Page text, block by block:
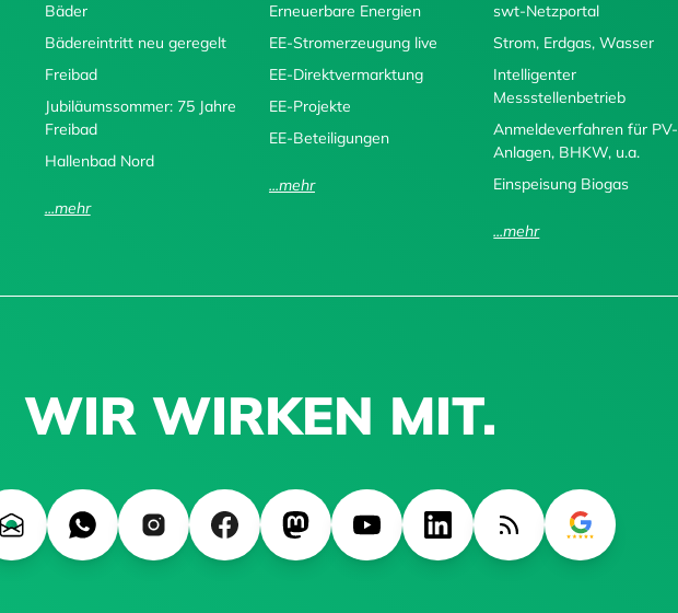
Bäder
Bädereintritt neu geregelt
Freibad
Jubiläumssommer: 75 Jahre
Freibad
Hallenbad Nord
...mehr
Erneuerbare Energien
EE-Stromerzeugung live
EE-Direktvermarktung
EE-Projekte
EE-Beteiligungen
...mehr
swt-Netzportal
Strom, Erdgas, Wasser
Intelligenter
Messstellenbetrieb
Anmeldeverfahren für PV-
Anlagen, BHKW, u.a.
Einspeisung Biogas
...mehr
WIR WIRKEN MIT.